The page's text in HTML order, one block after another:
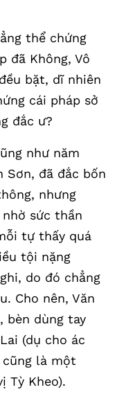
thể chứng
đã Không, Vô
bặt, dĩ nhiên
cái pháp sở
đắc ư?
như năm
Sơn, đã đắc bốn
nhưng
nhờ sức thần
tự thấy quá
tội nặng
do đó chẳng
Cho nên, Văn
bèn dùng tay
(dụ cho ác
là một
Tỳ Kheo).